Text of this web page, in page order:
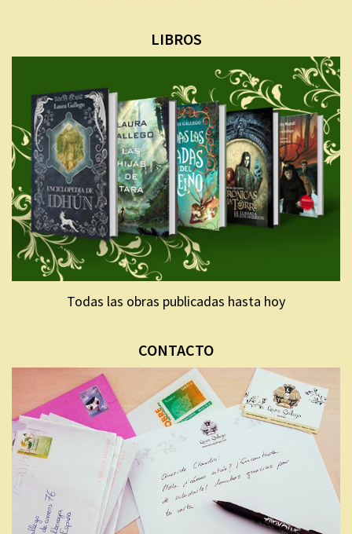
LIBROS
Todas las obras publicadas hasta hoy
CONTACTO